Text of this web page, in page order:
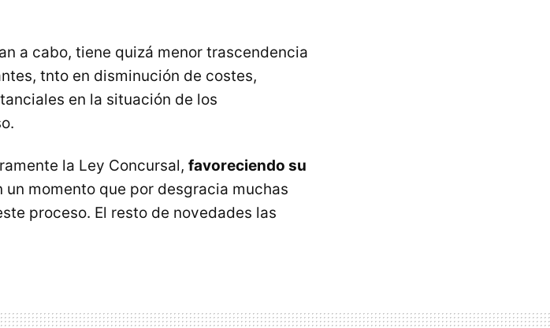
a cabo, tiene quizá menor trascendencia
tnto en disminución de costes,
en la situación de los
la Ley Concursal, favoreciendo su
un momento que por desgracia muchas
proceso. El resto de novedades las